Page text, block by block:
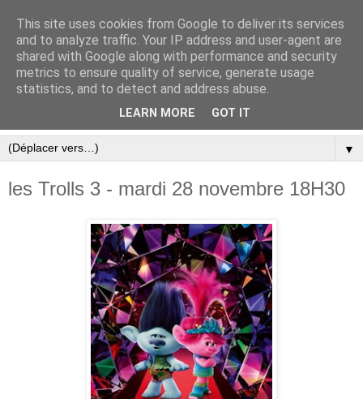
▼
les Trolls 3 - mardi 28 novembre 18H30
This site uses cookies from Google to deliver its services
and to analyze traffic. Your IP address and user-agent are
shared with Google along with performance and security
metrics to ensure quality of service, generate usage
statistics, and to detect and address abuse.
LEARN MORE GOT IT